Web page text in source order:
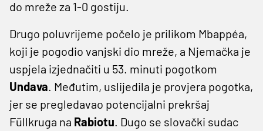
do mreže za 1-0 gostiju.
Drugo poluvrijeme počelo je prilikom Mbappéa,
koji je pogodio vanjski dio mreže, a Njemačka je
uspjela izjednačiti u 53. minuti pogotkom
Undava. Međutim, uslijedila je provjera pogotka,
jer se pregledavao potencijalni prekršaj
Füllkruga na Rabiotu. Dugo se slovački sudac